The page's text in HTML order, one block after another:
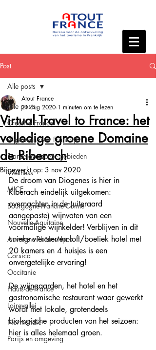
Post
Alle posts
Creative France
Algemeen over Frankrijk
Franse overzeese gebieden
Wellness
MICE
Bourgogne-Franche-Comté
Nouvelle-Aquitaine
Auvergne-Rhône-Alpes
Corsica
Occitanie
Hauts-de-France
Loirevallei
Normandie
Parijs en omgeving
Alle posts
Virtual Travel to France: het
volledige groene Domaine
de Riberach
Atout France
21 aug 2020 1 minuten om te lezen
Bijgewerkt op: 3 nov 2020
De droom van Diogenes is hier in
Riberach eindelijk uitgekomen:
overnachten in de (uiteraard
aangepaste) wijnvaten van een
voormalige wijnkelder! Verblijven in dit
unieke vier-sterren loft/boetiek hotel met
20 kamers en 4 huisjes is een
onvergetelijke ervaring!
De wijngaarden, het hotel en het
gastronomische restaurant waar gewerkt
wordt met lokale, grotendeels
biologische producten van het seizoen:
hier is alles helemaal groen.